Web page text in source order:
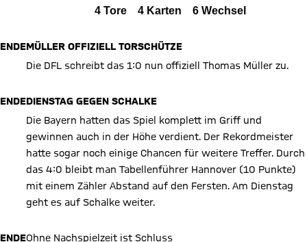
4 Tore 4 Karten 6 Wechsel
ENDEMÜLLER OFFIZIELL TORSCHÜTZE
Die DFL schreibt das 1:0 nun offiziell Thomas Müller zu.
ENDEDIENSTAG GEGEN SCHALKE
Die Bayern hatten das Spiel komplett im Griff und
gewinnen auch in der Höhe verdient. Der Rekordmeister
hatte sogar noch einige Chancen für weitere Treffer. Durch
das 4:0 bleibt man Tabellenführer Hannover (10 Punkte)
mit einem Zähler Abstand auf den Fersten. Am Dienstag
geht es auf Schalke weiter.
ENDEOhne Nachspielzeit ist Schluss